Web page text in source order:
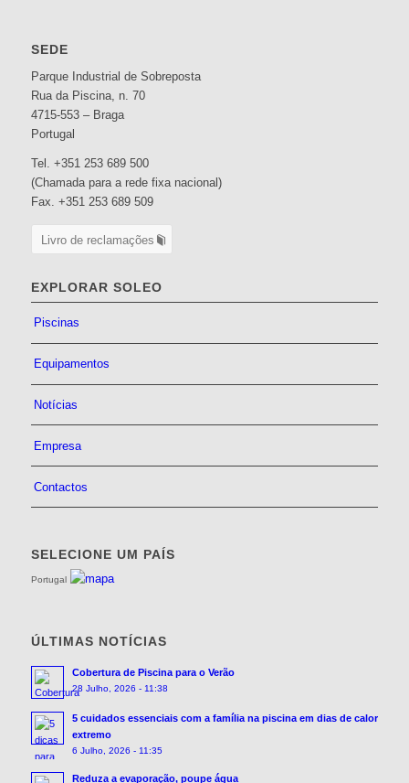
SEDE
Parque Industrial de Sobreposta
Rua da Piscina, n. 70
4715-553 – Braga
Portugal
Tel. +351 253 689 500
(Chamada para a rede fixa nacional)
Fax. +351 253 689 509
Livro de reclamações
EXPLORAR SOLEO
Piscinas
Equipamentos
Notícias
Empresa
Contactos
SELECIONE UM PAÍS
Portugal
ÚLTIMAS NOTÍCIAS
Cobertura de Piscina para o Verão
28 Julho, 2026 - 11:38
5 cuidados essenciais com a família na piscina em dias de calor
extremo
6 Julho, 2026 - 11:35
Reduza a evaporação, poupe água